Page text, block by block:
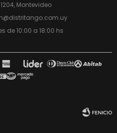
Montevideo
de 10:00 a 18:00 hs